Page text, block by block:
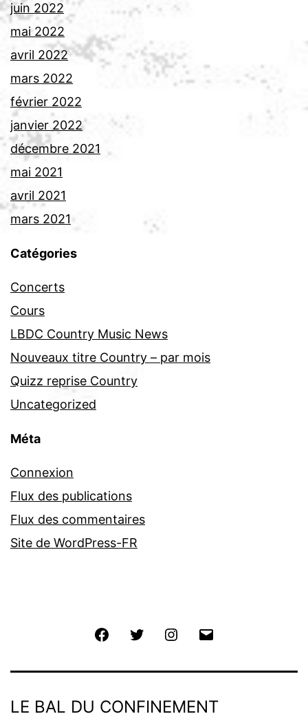
juin 2022
mai 2022
avril 2022
mars 2022
février 2022
janvier 2022
décembre 2021
mai 2021
avril 2021
mars 2021
Catégories
Concerts
Cours
LBDC Country Music News
Nouveaux titre Country – par mois
Quizz reprise Country
Uncategorized
Méta
Connexion
Flux des publications
Flux des commentaires
Site de WordPress-FR
FacebookTwitter Instagram
LE BAL DU CONFINEMENT